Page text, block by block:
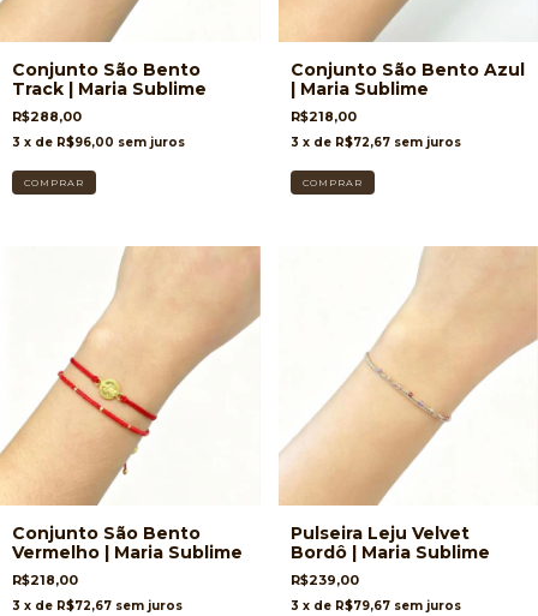
Conjunto São Bento
Track | Maria Sublime
R$288,00
3 x de R$96,00 sem juros
Conjunto São Bento Azul
| Maria Sublime
R$218,00
3 x de R$72,67 sem juros
Conjunto São Bento
Vermelho | Maria Sublime
R$218,00
3 x de R$72,67 sem juros
Pulseira Leju Velvet
Bordô | Maria Sublime
R$239,00
3 x de R$79,67 sem juros